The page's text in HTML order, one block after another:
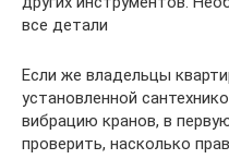
все детали
Если же владельцы
установленной
вибрацию кранов, в
проверить, насколько